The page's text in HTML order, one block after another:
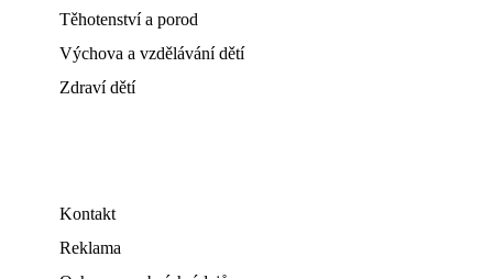
Těhotenství a porod
Výchova a vzdělávání dětí
Zdraví dětí
Kontakt
Reklama